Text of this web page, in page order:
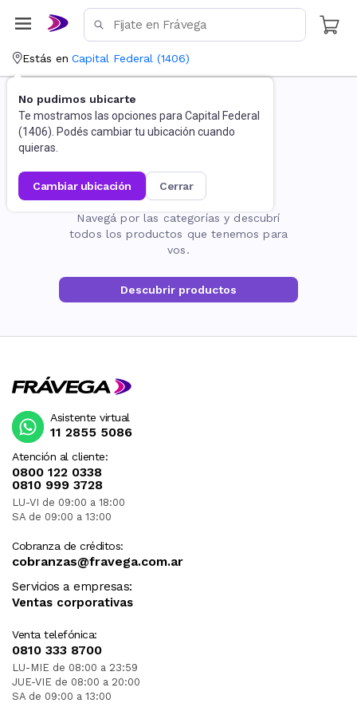
Estás en Capital Federal (1406)
No pudimos ubicarte
Te mostramos las opciones para Capital Federal
(1406). Podés cambiar tu ubicación cuando
quieras.
cambiar ubicación cerrar
La página no existe
Navegá por las categorías y descubrí
todos los productos que tenemos para
vos.
Descubrir productos
Atención al cliente:
0800 122 0338
0810 999 3728
LU-VI de 09:00 a 18:00
SA de 09:00 a 13:00
Cobranza de créditos:
cobranzas@fravega.com.ar
Servicios a empresas:
Ventas corporativas
Venta telefónica:
0810 333 8700
LU-MIE de 08:00 a 23:59
JUE-VIE de 08:00 a 20:00
SA de 09:00 a 13:00
Asistente virtual
11 2855 5086